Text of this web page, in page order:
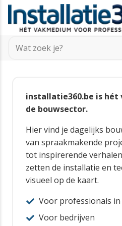
installatie360.be is
de bouwsector.
Hier vind je dagelijks
van spraakmakende
tot inspirerende
zetten de installatie en
visueel op de kaart.
Voor professionals
Voor bedrijven